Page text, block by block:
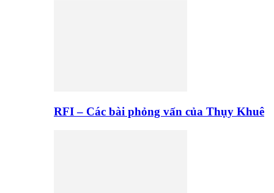
RFI – Các bài phỏng vấn của Thụy Khuê